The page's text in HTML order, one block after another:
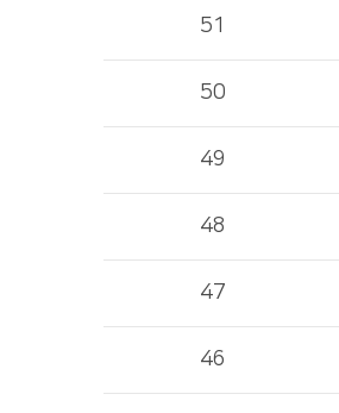
51
50
49
48
47
46